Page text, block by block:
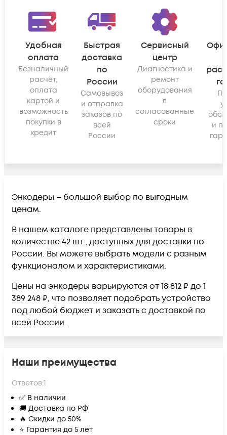
Удобная
оплата
Безналичный
расчёт,
оплата
картой и
возможность
покупки в
кредит
Быстрая
доставка
по
России
Самовывоз
и отправка
заказов по
всей
России
Сервисный
центр
Диагностика и
ремонт
оборудования
в
согласованные
сроки
и
Энкодеры – большой выбор по выгодным
ценам.
В нашем каталоге представлены товары в
количестве 42 шт., доступных для доставки по
России. Вы можете выбрать модели с разным
функционалом и характеристиками.
Цены на энкодеры варьируются от 18 812 ₽ до 1
389 248 ₽, что позволяет подобрать устройство
под любой бюджет и заказать с доставкой по
всей России.
Наши преимущества
Ответов:1
✅ В наличии
🚚 Доставка по РФ
🔥 Скидки до 50%
⭐ Гарантия до 5 лет